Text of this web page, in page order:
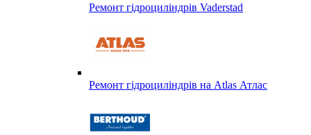
Ремонт гідроциліндрів Vaderstad
Ремонт гідроциліндрів на Atlas Атлас